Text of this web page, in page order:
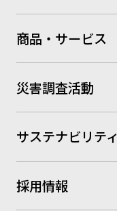
商品・サービス
災害調査活動
サステナビリティ
採用情報